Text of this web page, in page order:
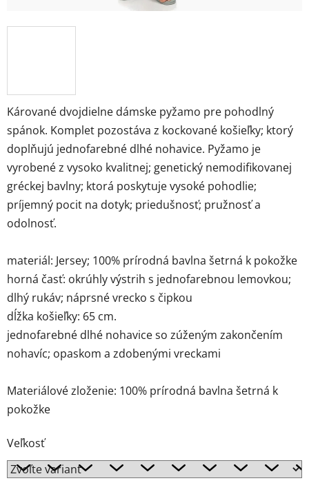
Kárované dvojdielne dámske pyžamo pre pohodlný
spánok. Komplet pozostáva z kockované košieľky; ktorý
doplňujú jednofarebné dlhé nohavice. Pyžamo je
vyrobené z vysoko kvalitnej; genetický nemodifikovanej
gréckej bavlny; ktorá poskytuje vysoké pohodlie;
príjemný pocit na dotyk; priedušnosť; pružnosť a
odolnosť.
materiál: Jersey; 100% prírodná bavlna šetrná k pokožke
horná časť: okrúhly výstrih s jednofarebnou lemovkou;
dlhý rukáv; náprsné vrecko s čipkou
dĺžka košieľky: 65 cm.
jednofarebné dlhé nohavice so zúženým zakončením
nohavíc; opaskom a zdobenými vreckami
Materiálové zloženie: 100% prírodná bavlna šetrná k
pokožke
Veľkosť